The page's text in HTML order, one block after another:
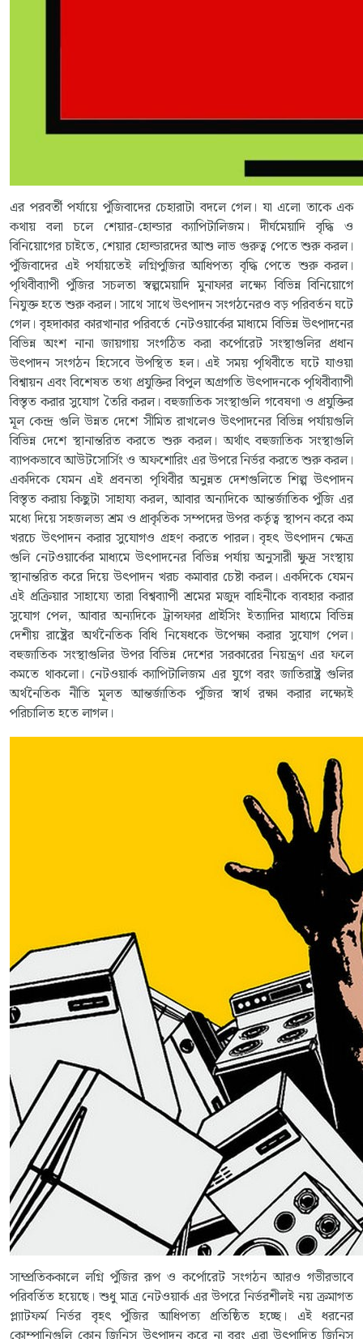
এর পরবর্তী পর্যায়ে পুঁজিবাদের চেহারাটা বদলে গেল। যা এলো তাকে এক
কথায় বলা চলে শেয়ার-হোল্ডার ক্যাপিটালিজম। দীর্ঘমেয়াদি বৃদ্ধি ও
বিনিয়োগের চাইতে, শেয়ার হোল্ডারদের আশু লাভ গুরুত্ব পেতে শুরু করল।
পুঁজিবাদের এই পর্যায়তেই লগ্নিপুজির আধিপত্য বৃদ্ধি পেতে শুরু করল।
পৃথিবীব্যাপী পুঁজির সচলতা স্বল্পমেয়াদি মুনাফার লক্ষ্যে বিভিন্ন বিনিয়োগে
নিযুক্ত হতে শুরু করল। সাথে সাথে উৎপাদন সংগঠনেরও বড় পরিবর্তন ঘটে
গেল। বৃহদাকার কারখানার পরিবর্তে নেটওয়ার্কের মাধ্যমে বিভিন্ন উৎপাদনের
বিভিন্ন অংশ নানা জায়গায় সংগঠিত করা কর্পোরেট সংস্থাগুলির প্রধান
উৎপাদন সংগঠন হিসেবে উপস্থিত হল। এই সময় পৃথিবীতে ঘটে যাওয়া
বিশ্বায়ন এবং বিশেষত তথ্য প্রযুক্তির বিপুল অগ্রগতি উৎপাদনকে পৃথিবীব্যাপী
বিস্তৃত করার সুযোগ তৈরি করল। বহুজাতিক সংস্থাগুলি গবেষণা ও প্রযুক্তির
মূল কেন্দ্র গুলি উন্নত দেশে সীমিত রাখলেও উৎপাদনের বিভিন্ন পর্যায়গুলি
বিভিন্ন দেশে স্থানান্তরিত করতে শুরু করল। অর্থাৎ বহুজাতিক সংস্থাগুলি
ব্যাপকভাবে আউটসোর্সিং ও অফশোরিং এর উপরে নির্ভর করতে শুরু করল।
একদিকে যেমন এই প্রবনতা পৃথিবীর অনুন্নত দেশগুলিতে শিল্প উৎপাদন
বিস্তৃত করায় কিছুটা সাহায্য করল, আবার অন্যদিকে আন্তর্জাতিক পুঁজি এর
মধ্যে দিয়ে সহজলভ্য শ্রম ও প্রাকৃতিক সম্পদের উপর কর্তৃত্ব স্থাপন করে কম
খরচে উৎপাদন করার সুযোগও গ্রহণ করতে পারল। বৃহৎ উৎপাদন ক্ষেত্র
গুলি নেটওয়ার্কের মাধ্যমে উৎপাদনের বিভিন্ন পর্যায় অনুসারী ক্ষুদ্র সংস্থায়
স্থানান্তরিত করে দিয়ে উৎপাদন খরচ কমাবার চেষ্টা করল। একদিকে যেমন
এই প্রক্রিয়ার সাহায্যে তারা বিশ্বব্যাপী শ্রমের মজুদ বাহিনীকে ব্যবহার করার
সুযোগ পেল, আবার অন্যদিকে ট্রান্সফার প্রাইসিং ইত্যাদির মাধ্যমে বিভিন্ন
দেশীয় রাষ্ট্রের অর্থনৈতিক বিধি নিষেধকে উপেক্ষা করার সুযোগ পেল।
বহুজাতিক সংস্থাগুলির উপর বিভিন্ন দেশের সরকারের নিয়ন্ত্রণ এর ফলে
কমতে থাকলো। নেটওয়ার্ক ক্যাপিটালিজম এর যুগে বরং জাতিরাষ্ট্র গুলির
অর্থনৈতিক নীতি মূলত আন্তর্জাতিক পুঁজির স্বার্থ রক্ষা করার লক্ষ্যেই
পরিচালিত হতে লাগল।
সাম্প্রতিককালে লগ্নি পুঁজির রূপ ও কর্পোরেট সংগঠন আরও গভীরভাবে
পরিবর্তিত হয়েছে। শুধু মাত্র নেটওয়ার্ক এর উপরে নির্ভরশীলই নয় ক্রমাগত
প্ল্যাটফর্ম নির্ভর বৃহৎ পুঁজির আধিপত্য প্রতিষ্ঠিত হচ্ছে। এই ধরনের